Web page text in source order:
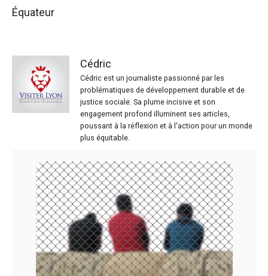
Équateur
Cédric
Cédric est un journaliste passionné par les
problématiques de développement durable et de
justice sociale. Sa plume incisive et son
engagement profond illuminent ses articles,
poussant à la réflexion et à l'action pour un monde
plus équitable.